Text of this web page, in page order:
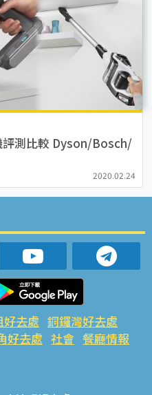
評測比較 Dyson/Bosch/
2020.02.24
好去處 銅鑼灣好去處
好去處 社會 餐廳情報